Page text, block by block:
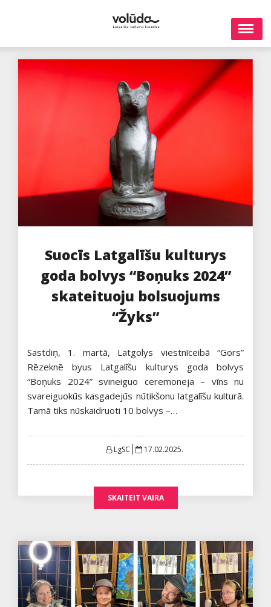
Suocīs Latgalīšu kulturys
goda bolvys “Boņuks 2024”
skateituoju bolsuojums
“Žyks”
Sastdiņ, 1. martā, Latgolys viestnīceibā “Gors”
Rēzeknē byus Latgalīšu kulturys goda bolvys
“Boņuks 2024” svineiguo ceremoneja – vīns nu
svareiguokūs kasgadejūs nūtikšonu latgalīšu kulturā.
Tamā tiks nūskaidruoti 10 bolvys –…
LgSC
Posted
17.02.2025.
SKAITEIT VAIRA